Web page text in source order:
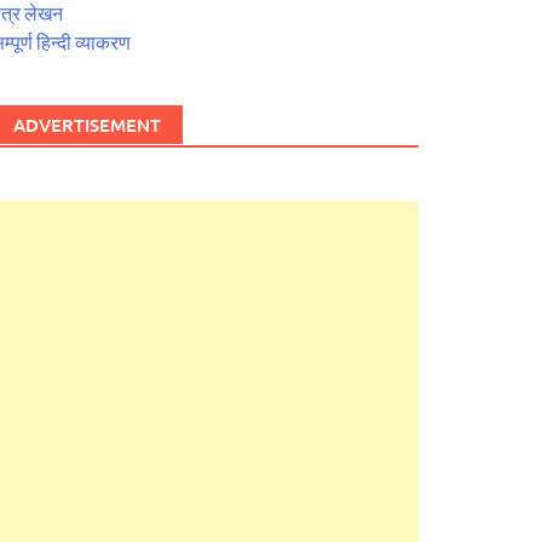
लेखन
हिन्दी व्याकरण
ADVERTISEMENT